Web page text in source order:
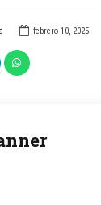
febrero 10, 2025